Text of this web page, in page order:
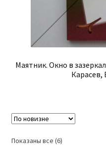
Маятник. Окно в
Карасев,
Показаны все (6)Сортировка: